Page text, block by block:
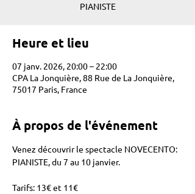
PIANISTE
Heure et lieu
07 janv. 2026, 20:00 – 22:00
CPA La Jonquière, 88 Rue de La Jonquière,
75017 Paris, France
À propos de l'événement
Venez découvrir le spectacle NOVECENTO:
PIANISTE, du 7 au 10 janvier.
Tarifs: 13€ et 11€